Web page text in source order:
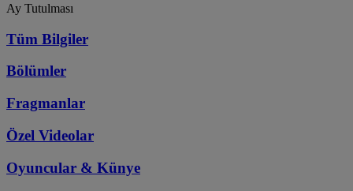
Ay Tutulması
Tüm Bilgiler
Bölümler
Fragmanlar
Özel Videolar
Oyuncular & Künye